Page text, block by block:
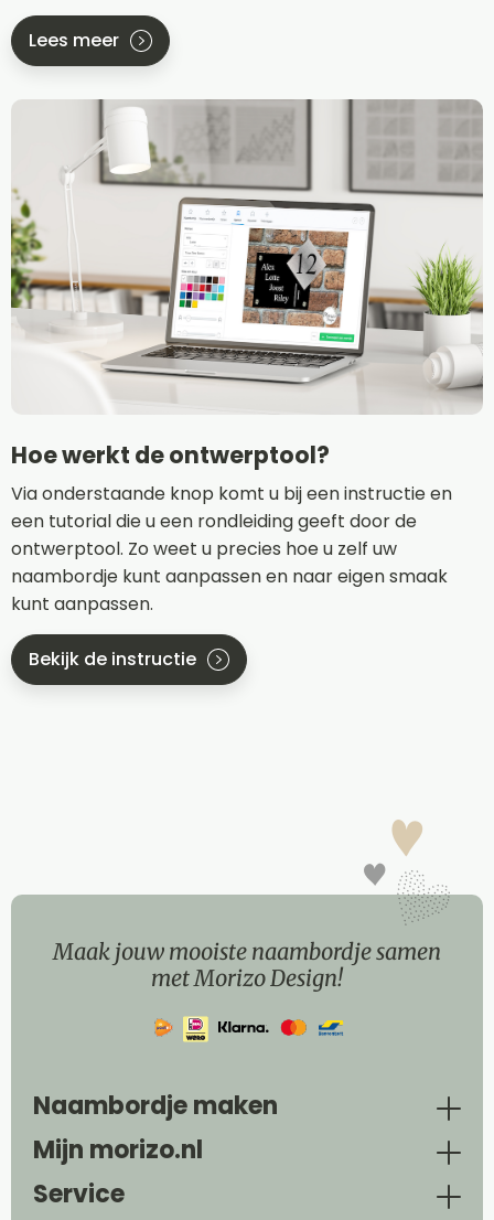
Lees meer
Hoe werkt de ontwerptool?
Via onderstaande knop komt u bij een instructie en
een tutorial die u een rondleiding geeft door de
ontwerptool. Zo weet u precies hoe u zelf uw
naambordje kunt aanpassen en naar eigen smaak
kunt aanpassen.
Bekijk de instructie
Maak jouw mooiste naambordje samen
met Morizo Design!
Naambordje maken
Mijn morizo.nl
Service